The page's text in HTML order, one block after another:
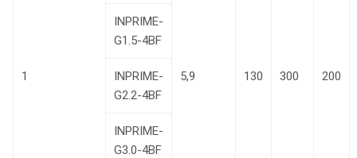
1 5,9 130 300 200
INPRIME-
G1.5-4BF
INPRIME-
G2.2-4BF
INPRIME-
G3.0-4BF